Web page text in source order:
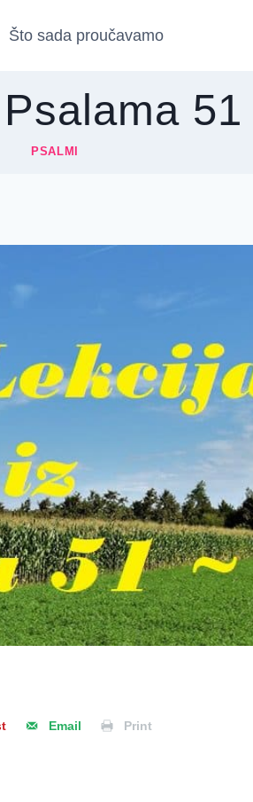
Što sada proučavamo
PSALMI
Email Print